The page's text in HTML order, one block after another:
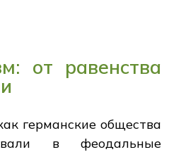
от равенства
германские общества
в феодальные